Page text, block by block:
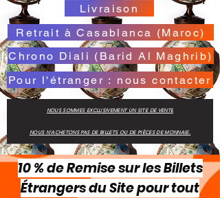
Livraison
Retrait à Casablanca (Maroc)
Chrono Diali (Barid Al Maghrib)
Pour l'étranger : nous contacter
NOUS SOMMES EXCLUSIVEMENT UN SITE DE VENTE
NOUS N'ACHETONS PAS DE BILLETS OU DE PIÈCES DE MONNAIE.
10 % de Remise sur les Billets
Étrangers du Site pour tout